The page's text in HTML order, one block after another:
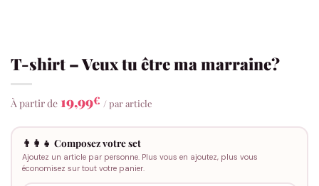
T-shirt – Veux tu être ma marraine?
À partir de 19,99€ / par article
👨‍👩‍👧 Composez votre set
Ajoutez un article par personne. Plus vous en ajoutez, plus vous
économisez sur tout votre panier.